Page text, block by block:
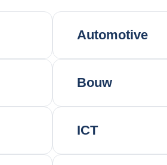
Automotive
Bouw
ICT